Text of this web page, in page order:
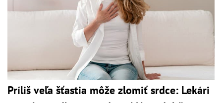
Príliš veľa šťastia môže zlomiť srdce: Lekári